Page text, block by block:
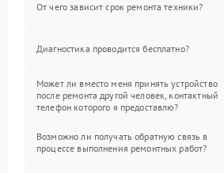
От чего зависит срок ремонта техники?
Диагностика проводится бесплатно?
Может ли вместо меня принять устройство
после ремонта другой человек, контактный
телефон которого я предоставлю?
Возможно ли получать обратную связь в
процессе выполнения ремонтных работ?